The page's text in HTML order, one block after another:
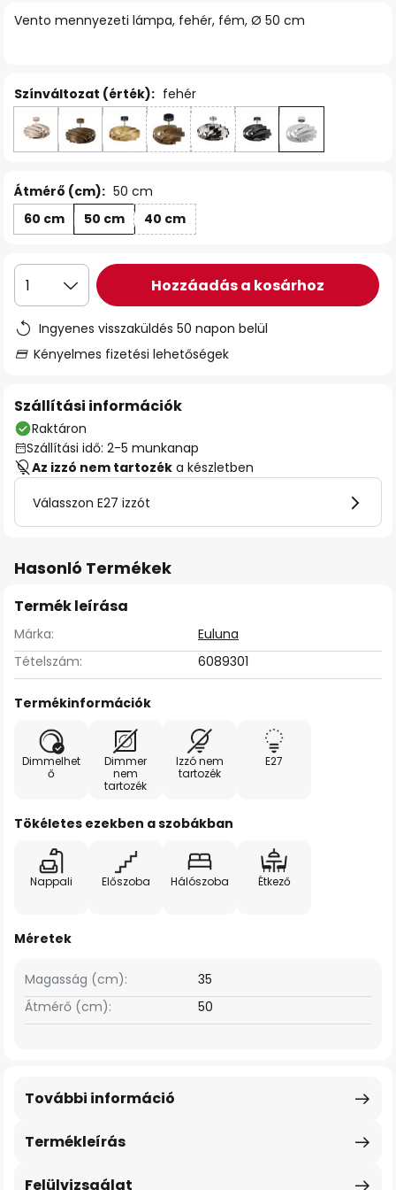
Vento mennyezeti lámpa, fehér, fém, Ø 50 cm
Színváltozat (érték): fehér
Átmérő (cm): 50 cm
60 cm
50 cm 40 cm
1 Hozzáadás a kosárhoz
Ingyenes visszaküldés 50 napon belül
Kényelmes fizetési lehetőségek
Szállítási információk
Raktáron
Szállítási idő: 2-5 munkanap
Az izzó nem tartozék a készletben
Válasszon E27 izzót
Hasonló Termékek
Termék leírása
Márka:
Euluna
Tételszám:
6089301
Termékinformációk
Dimmelhet
ő
Dimmer
nem
tartozék
Izzó nem
tartozék
E27
Tökéletes ezekben a szobákban
Nappali Előszoba Hálószoba Étkező
Méretek
Magasság (cm):
35
Átmérő (cm):
50
Termékleírás
További információ
Felülvizsgálat